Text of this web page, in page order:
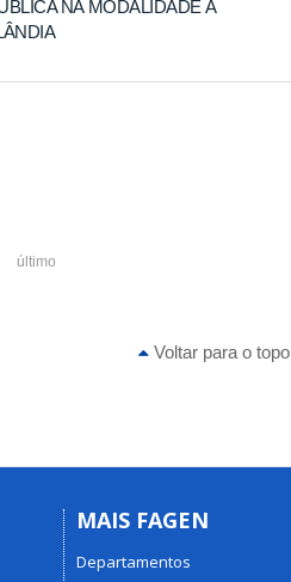
NA MODALIDADE A
último
Voltar para o topo
MAIS FAGEN
Departamentos